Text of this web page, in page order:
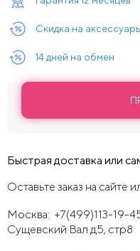
Скидка на
14 дней на обмен
Быстрая доставка или
Оставьте заказ на сайте
Москва: +7(499)113-19-
Сущевский Вал д5, стр8